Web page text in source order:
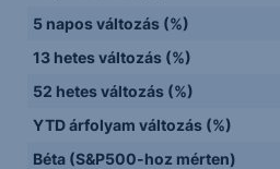
5 napos változás (%)
13 hetes változás (%)
52 hetes változás (%)
YTD árfolyam változás (%)
Béta (S&P500-hoz mérten)